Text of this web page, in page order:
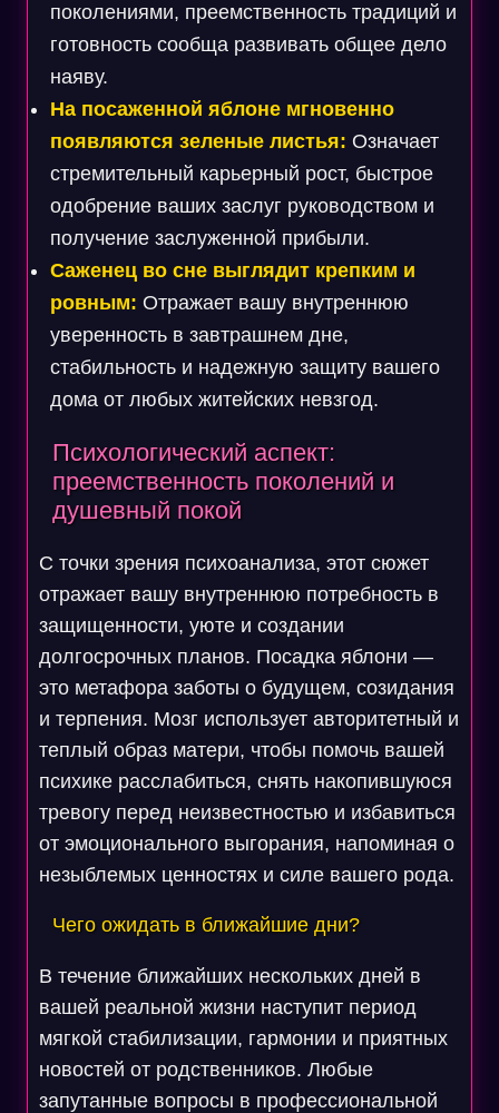
поколениями, преемственность традиций и
готовность сообща развивать общее дело
наяву.
На посаженной яблоне мгновенно
появляются зеленые листья: Означает
стремительный карьерный рост, быстрое
одобрение ваших заслуг руководством и
получение заслуженной прибыли.
Саженец во сне выглядит крепким и
ровным: Отражает вашу внутреннюю
уверенность в завтрашнем дне,
стабильность и надежную защиту вашего
дома от любых житейских невзгод.
Психологический аспект:
преемственность поколений и
душевный покой
С точки зрения психоанализа, этот сюжет
отражает вашу внутреннюю потребность в
защищенности, уюте и создании
долгосрочных планов. Посадка яблони —
это метафора заботы о будущем, созидания
и терпения. Мозг использует авторитетный и
теплый образ матери, чтобы помочь вашей
психике расслабиться, снять накопившуюся
тревогу перед неизвестностью и избавиться
от эмоционального выгорания, напоминая о
незыблемых ценностях и силе вашего рода.
Чего ожидать в ближайшие дни?
В течение ближайших нескольких дней в
вашей реальной жизни наступит период
мягкой стабилизации, гармонии и приятных
новостей от родственников. Любые
запутанные вопросы в профессиональной